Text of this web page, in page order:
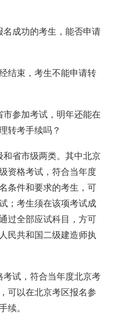
名成功的考生，能否申请
结束，考生不能申请转
参加考试，明年还能在
转考手续吗？
省市级两类。其中北京
资格考试，符合当年度
条件和要求的考生，可
；考生须在该项考试成
过全部应试科目，方可
民共和国二级建造师执
试，符合当年度北京考
可以在北京考区报名参
续。